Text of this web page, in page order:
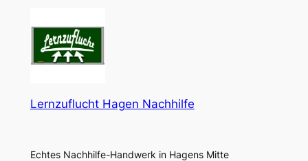
Lernzuflucht Hagen Nachhilfe
Echtes Nachhilfe-Handwerk in Hagens Mitte